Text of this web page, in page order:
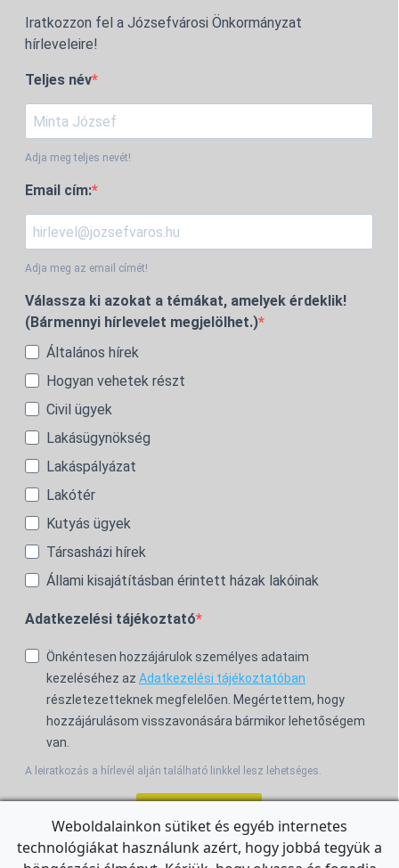
Iratkozzon fel a Józsefvárosi Önkormányzat
hírleveleire!
Teljes név
Adja meg teljes nevét!
Email cím:
Adja meg az email címét!
Válassza ki azokat a témákat, amelyek érdeklik!
(Bármennyi hírlevelet megjelölhet.)
Általános hírek
Hogyan vehetek részt
Civil ügyek
Lakásügynökség
Lakáspályázat
Lakótér
Kutyás ügyek
Társasházi hírek
Állami kisajátításban érintett házak lakóinak
Adatkezelési tájékoztató
Önkéntesen hozzájárulok személyes adataim
kezeléséhez az Adatkezelési tájékoztatóban
részletezetteknek megfelelően. Megértettem, hogy
hozzájárulásom visszavonására bármikor lehetőségem
van.
A leiratkozás a hírlevél alján található linkkel lesz lehetséges.
For the English Newsletter, clickHERE.
Weboldalainkon sütiket és egyéb internetes
technológiákat használunk azért, hogy jobbá tegyük a